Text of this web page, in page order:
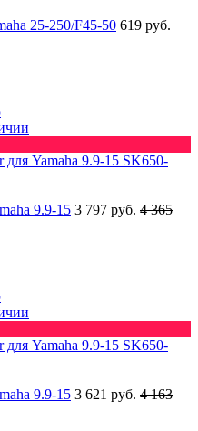
25-250/F45-50 619 руб.
9.9-15 3 797 руб. 4 365
9.9-15 3 621 руб. 4 163